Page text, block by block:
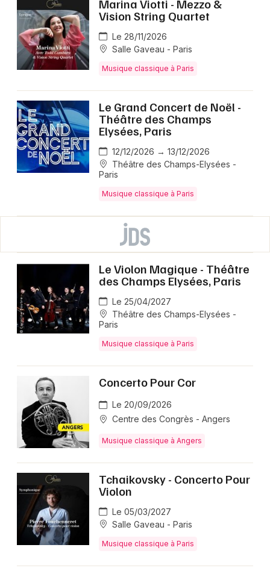
Marina Viotti - Mezzo &
Vision String Quartet
Le 28/11/2026
Salle Gaveau - Paris
Musique classique à Paris
Le Grand Concert de Noël -
Théâtre des Champs
Elysées, Paris
12/12/2026 → 13/12/2026
Théâtre des Champs-Elysées -
Paris
Musique classique à Paris
Le Violon Magique - Théâtre
des Champs Elysées, Paris
Le 25/04/2027
Théâtre des Champs-Elysées -
Paris
Musique classique à Paris
Concerto Pour Cor
Le 20/09/2026
Centre des Congrès - Angers
Musique classique à Angers
Tchaikovsky - Concerto Pour
Violon
Le 05/03/2027
Salle Gaveau - Paris
Musique classique à Paris